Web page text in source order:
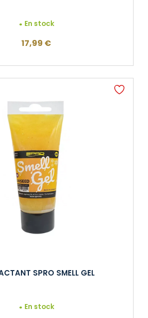
En stock
17,99 €
SPRO SMELL GEL
En stock